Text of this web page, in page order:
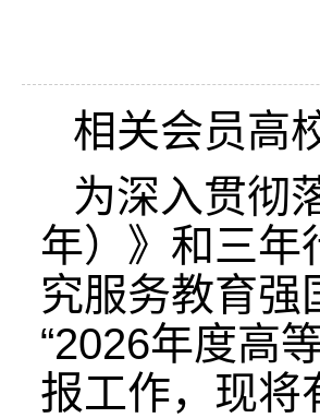
相关会员高
为深入贯彻
年）》和三年
究服务教育强
“2026年度高
报工作，现将